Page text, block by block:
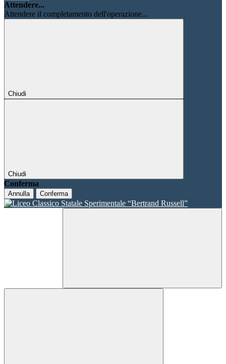
Attendere...
Attendere il completamento dell'operazione...
Chiudi
Chiudi
Conferma
Annulla Conferma